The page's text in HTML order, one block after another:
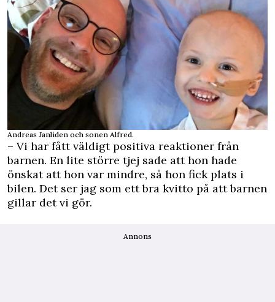
Andreas Janliden och sonen Alfred.
– Vi har fått väldigt positiva reaktioner från
barnen. En lite större tjej sade att hon hade
önskat att hon var mindre, så hon fick plats i
bilen. Det ser jag som ett bra kvitto på att barnen
gillar det vi gör.
Annons